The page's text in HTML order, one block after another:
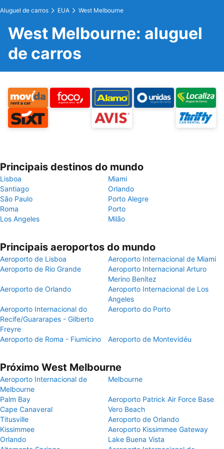
Aluguel de carros EUA West Melbourne
West Melbourne: aluguel
de carros
Principais destinos do mundo
Lisboa
Miami
Santiago
Orlando
São Paulo
Porto Alegre
Roma
Porto
Los Angeles
Milão
Principais aeroportos do mundo
Aeroporto de Lisboa
Aeroporto Internacional de Miami
Aeroporto de Rio Grande
Aeroporto Internacional Arturo
Merino Benítez
Aeroporto de Orlando
Aeroporto Internacional de Los
Angeles
Aeroporto Internacional do
Recife/Guararapes - Gilberto
Freyre
Aeroporto do Porto
Aeroporto de Roma - Fiumicino Aeroporto de Montevidéu
Próximo West Melbourne
Aeroporto Internacional de
Melbourne
Melbourne
Palm Bay
Aeroporto Patrick Air Force Base
Cape Canaveral
Vero Beach
Titusville
Aeroporto de Orlando
Kissimmee
Aeroporto Kissimmee Gateway
Orlando
Lake Buena Vista